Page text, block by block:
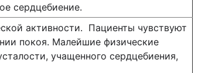
сердцебиение.
активности. Пациенты чувствуют
покоя. Малейшие физические
учащенного сердцебиения,